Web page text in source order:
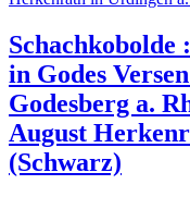
in Godes
Godesberg a.
August
(Schwarz)